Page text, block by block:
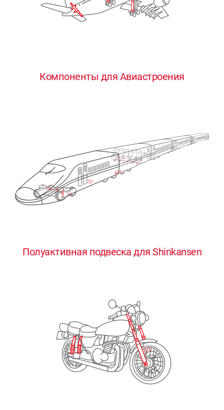
Компоненты для Авиастроения
Полуактивная подвеска для Shinkansen
0
3
4
0
2
3
4
0
2
3
4
0
2
3
4
0
3
4